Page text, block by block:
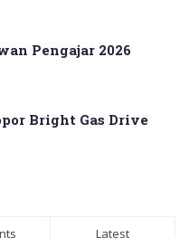
Pengajar 2026
Bright Gas Drive
Latest